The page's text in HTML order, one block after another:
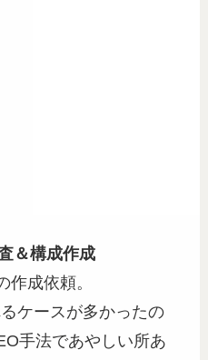
＆構成作成
成依頼。
ースが多かったの
手法であやしい所あ